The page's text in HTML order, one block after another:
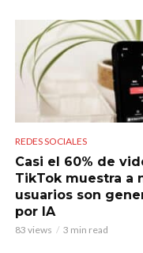
REDES SOCIALES
Casi el 60% de
TikTok muestra a
usuarios son
por IA
83 views 3 min read